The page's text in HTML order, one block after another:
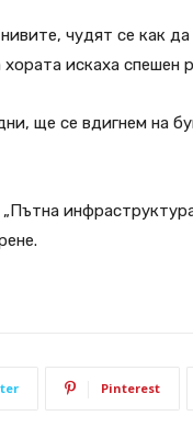
чудят се как
искаха спешен
ще се вдигнем на
Pinterest